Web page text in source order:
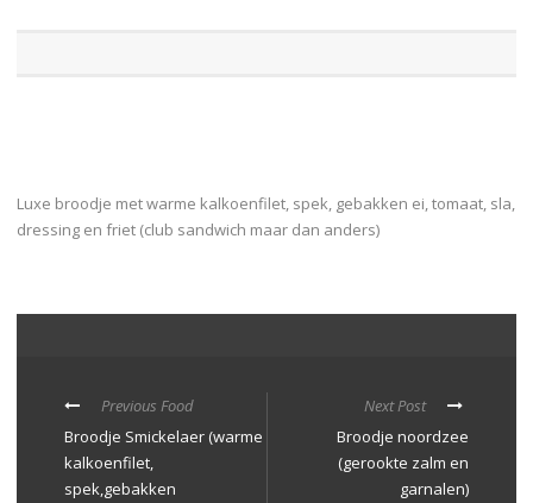
Luxe broodje met warme kalkoenfilet, spek, gebakken ei, tomaat, sla,
dressing en friet (club sandwich maar dan anders)
Previous Food
Broodje Smickelaer (warme
kalkoenfilet,
spek,gebakken
Next Post
Broodje noordzee
(gerookte zalm en
garnalen)